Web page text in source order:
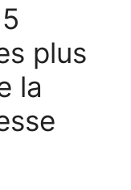
plus
la